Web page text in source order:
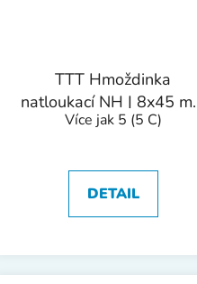
TTT Hmoždinka
natloukací NH | 8x45
1bal/50ks
Více jak 5 (5 C)
DETAIL